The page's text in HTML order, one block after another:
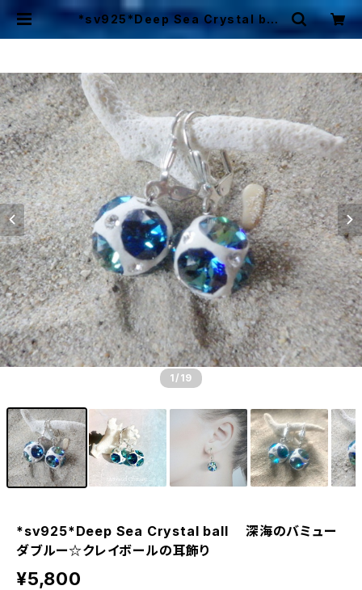
*sv925*Deep Sea Crystal ball
深海のバミューダブルー☆クレイボ
1 /19
*sv925*Deep Sea Crystal ball 深海のバミュー
ダブルー☆クレイボールの耳飾り
¥5,800